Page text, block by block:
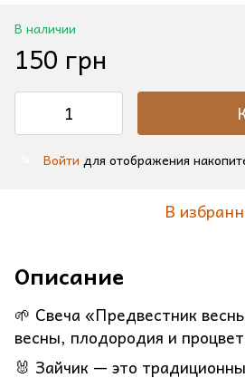
В наличии
150 грн
Войти для отображения
В
Описание
🌱 Свеча «Предвестник
весны, плодородия и
🐰 Зайчик — это